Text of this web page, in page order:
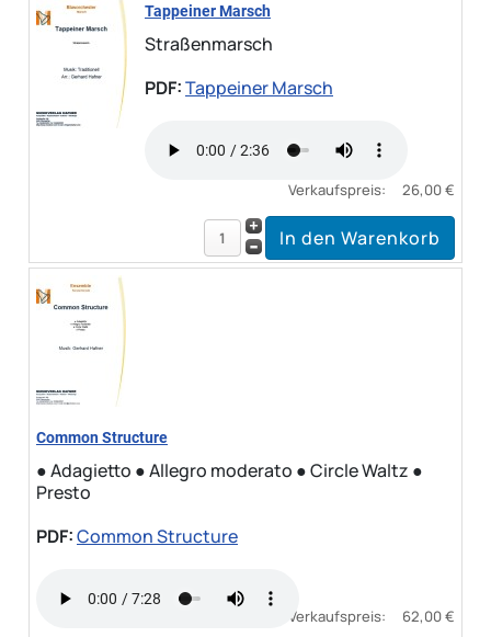
Tappeiner Marsch
Straßenmarsch
PDF:Tappeiner Marsch
Verkaufspreis: 26,00 €
Common Structure
● Adagietto ● Allegro moderato ● Circle Waltz ●
Presto
PDF:Common Structure
Verkaufspreis: 62,00 €